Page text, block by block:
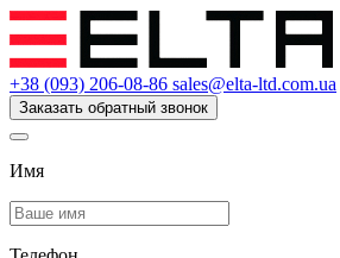
+38 (093) 206-08-86 sales@elta-ltd.com.ua
Заказать обратный звонок
Имя